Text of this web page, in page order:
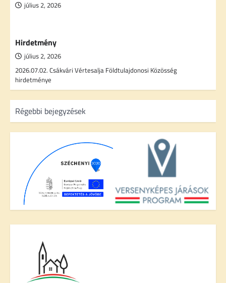
július 2, 2026
Hirdetmény
július 2, 2026
2026.07.02. Csákvári Vértesalja Földtulajdonosi Közösség
hirdetménye
B
e
Régebbi bejegyzések